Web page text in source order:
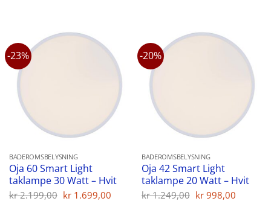
-23%
BADEROMSBELYSNING
Oja 60 Smart Light
taklampe 30 Watt – Hvit
kr2.199,00 Opprinnelig
kr 1.699,00 Nåværende
-20%
BADEROMSBELYSNING
Oja 42 Smart Light
taklampe 20 Watt – Hvit
kr1.249,00 Opprinnelig
kr 998,00